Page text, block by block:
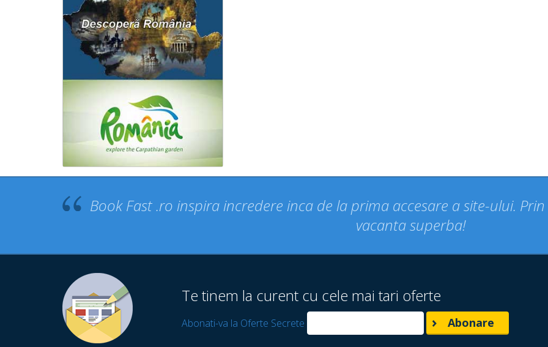
Book Fast .ro inspira incredere inca de la prima accesare a site-ului.
vacanta superba!
Te tinem la curent cu cele mai tari oferte
Abonati-va la Oferte Secrete